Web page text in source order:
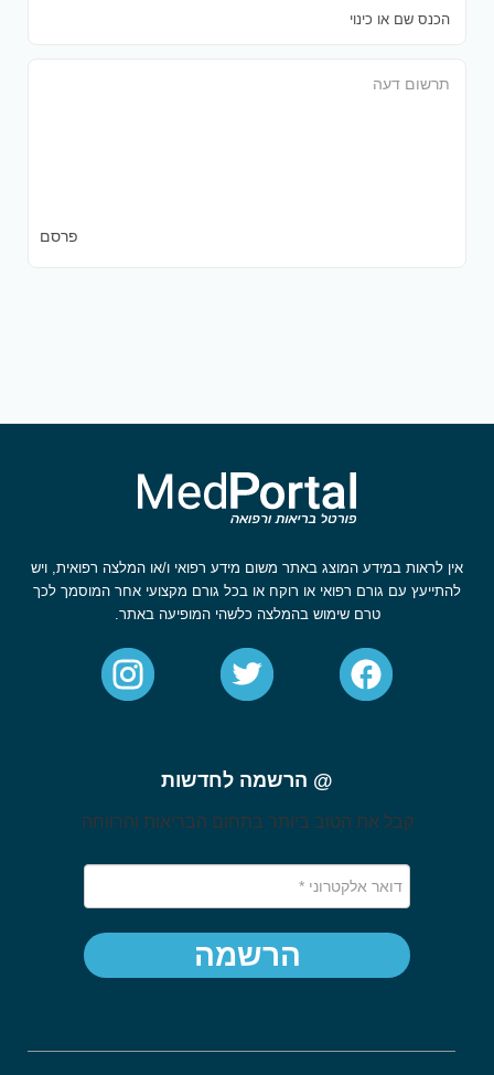
פרסם
אין לראות במידע המוצג באתר משום מידע רפואי ו/או המלצה רפואית, ויש
להתייעץ עם גורם רפואי או רוקח או בכל גורם מקצועי אחר המוסמך לכך
טרם שימוש בהמלצה כלשהי המופיעה באתר.
@ הרשמה לחדשות
קבל את הטוב ביותר בתחום הבריאות והרווחה
הרשמה